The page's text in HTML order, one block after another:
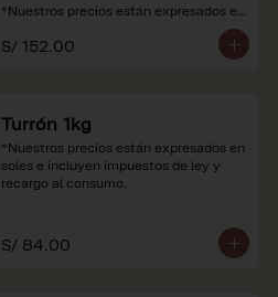
*Nuestros precios están expresados en
recargo al consumo.
S/ 152.00
Turrón 1kg
*Nuestros precios están expresados en
soles e incluyen impuestos de ley y
recargo al consumo.
S/ 84.00